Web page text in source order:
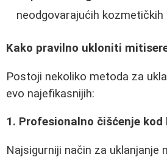
neodgovarajućih kozmetičkih
Kako pravilno ukloniti
Postoji nekoliko metoda za
evo najefikasnijih:
1. Profesionalno čišćenje
Najsigurniji način za uklanjanje